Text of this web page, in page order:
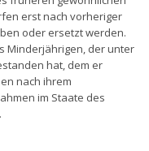
erst nach vorheriger
oder ersetzt werden.
Minderjährigen, der unter
hat, dem er
nach ihrem
im Staate des